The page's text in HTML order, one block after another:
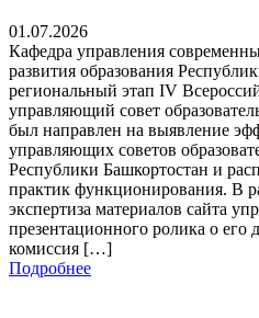
01.07.2026
Кафедра управления
развития образования
региональный этап IV
управляющий совет
был направлен на выявление
управляющих советов
Республики Башкортостан и
практик функционирования. В
экспертиза материалов сайта
презентационного ролика о его
комиссия […]
Подробнее